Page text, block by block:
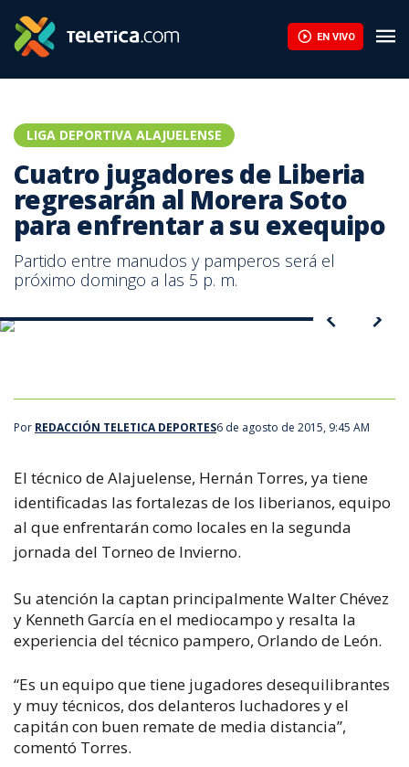
EN VIVO
LIGA DEPORTIVA ALAJUELENSE
Cuatro jugadores de Liberia
regresarán al Morera Soto
para enfrentar a su exequipo
Partido entre manudos y pamperos será el
próximo domingo a las 5 p. m.
enfrentar a su exequipo.
Por REDACCIÓN TELETICA DEPORTES6 de agosto de 2015, 9:45 AM
El técnico de Alajuelense, Hernán Torres, ya tiene
identificadas las fortalezas de los liberianos, equipo
al que enfrentarán como locales en la segunda
jornada del Torneo de Invierno.
Su atención la captan principalmente Walter Chévez
y Kenneth García en el mediocampo y resalta la
experiencia del técnico pampero, Orlando de León.
“Es un equipo que tiene jugadores desequilibrantes
y muy técnicos, dos delanteros luchadores y el
capitán con buen remate de media distancia”,
comentó Torres.